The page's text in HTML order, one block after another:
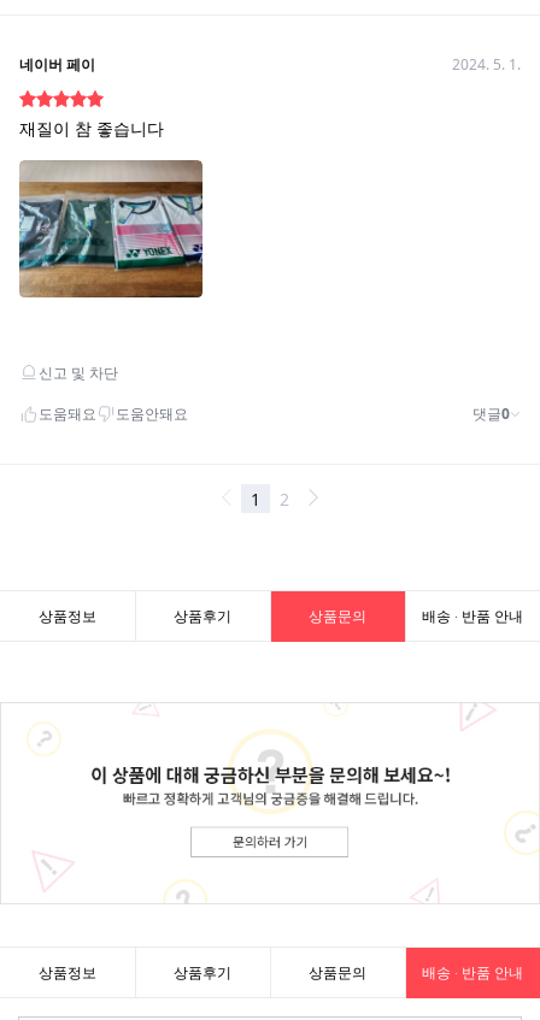
상품정보 상품후기 상품문의 배송 · 반품 안내
상품정보 상품후기 상품문의 배송 · 반품 안내